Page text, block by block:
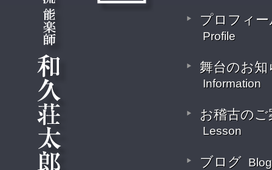
プロフィー
Profile
舞台のお知
Information
お稽古のご
Lesson
ブログ Blog